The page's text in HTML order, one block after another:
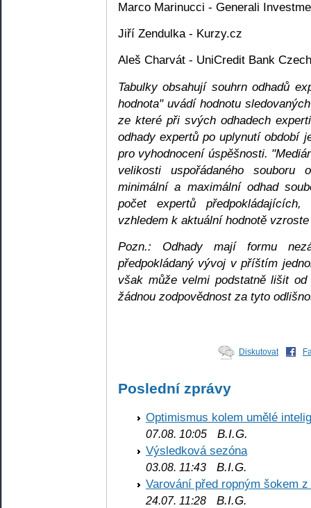
Marco Marinucci - Generali
Jiří Zendulka - Kurzy.cz
Aleš Charvát - UniCredit Bank
Tabulky obsahují souhrn odhadů
hodnota" uvádí hodnotu
ze které při svých odhadech
odhady expertů po uplynutí období
pro vyhodnocení úspěšnosti.
velikosti uspořádaného souboru
minimální a maximální odhad
počet expertů
vzhledem k aktuální hodnotě
Pozn.: Odhady mají formu
předpokládaný vývoj v příštím
však může velmi podstatně lišit
žádnou zodpovědnost za tyto
Diskutovat
Poslední zprávy
Optimismus kolem umělé
07.08. 10:05 B.I.G.
Výsledková sezóna
03.08. 11:43 B.I.G.
Varování před ropným šokem
24.07. 11:28 B.I.G.